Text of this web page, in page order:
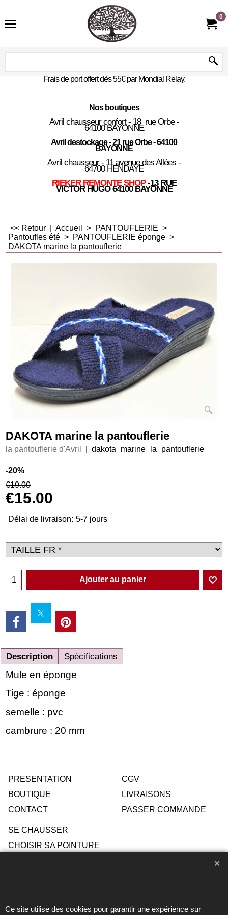
0
Frais de port offert dès 55€ par Mondial Relay.
Nos boutiques
Avril chausseur confort - 18 rue Orbe -
64100 BAYONNE
Avril destockage - 21 rue Orbe - 64100
BAYONNE
Avril chausseur - 11 avenue des Allées -
64700 HENDAYE
RIEKER REMONTE SHOP -13 RUE
VICTOR HUGO 64100 BAYONNE
<< Retour Accueil > PANTOUFLERIE >
Pantoufles été > PANTOUFLERIE éponge >
DAKOTA marine la pantouflerie
DAKOTA marine la pantouflerie
la pantouflerie d'Avril dakota_marine_la_pantouflerie
-20%
€19.00
€15.00
Délai de livraison: 5-7 jours
Ajouter au panier
Description Spécifications
Mule en éponge
Tige : éponge
semelle : pvc
cambrure : 20 mm
PRESENTATION
BOUTIQUE
CONTACT
CGV
LIVRAISONS
PASSER COMMANDE
SE CHAUSSER
CHOISIR SA POINTURE
Ce site utilise des cookies pour garantir une expérience sur